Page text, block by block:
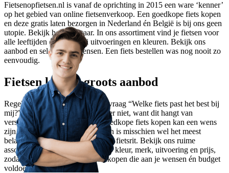
Fietsenopfietsen.nl is vanaf de oprichting in 2015 een ware ‘kenner’
op het gebied van online fietsenverkoop. Een goedkope fiets kopen
en deze gratis laten bezorgen in Nederland én België is bij ons geen
utopie. Bekijk het zelf maar. In ons assortiment vind je fietsen voor
alle leeftijden en in allerlei uitvoeringen en kleuren. Bekijk ons
aanbod en selecteer je wensen. Een fiets bestellen was nog nooit zo
eenvoudig.
Fietsen kopen: groots aanbod
Regelmatig komt ‘ie voorbij; de vraag “Welke fiets past het best bij
mij?”. Een pasklaar antwoord is er niet, want dit hangt van
verschillende factoren af. Een goedkope fiets kopen kan een wens
zijn, maar een fiets op maat kopen is misschien wel het meest
belangrijke voor een comfortabele fietsrit. Bekijk ons ruime
assortiment en selecteer je fiets op kleur, merk, uitvoering en prijs,
zodat je een goedkope fiets kan kopen die aan je wensen én budget
voldoet. Bij ons vind je: